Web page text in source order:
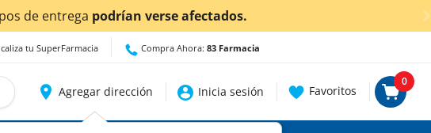
de entregapodrían verse afectados.
tu SuperFarmacia Compra Ahora: 83 Farmacia
Agregar dirección Inicia sesión Favoritos
0